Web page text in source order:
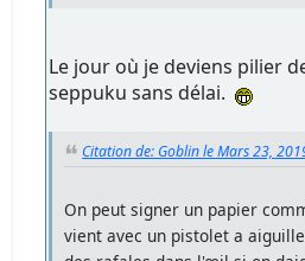
Le jour où je deviens pilier
seppuku sans délai.
Citation de: Goblin le Mars 23,
On peut signer un papier
vient avec un pistolet a